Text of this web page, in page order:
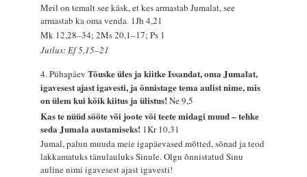
Meil on temalt see käsk, et kes armastab Jumalat, see
armastab ka oma venda. 1Jh 4,21
Mk 12,28–34; 2Ms 20,1–17; Ps 1
Jutlus: Ef 5,15–21
4. PühapäevTõuske üles ja kiitke Issandat, oma Jumalat,
igavesest ajast igavesti, ja õnnistage tema aulist nime, mis
on ülem kui kõik kiitus ja ülistus!Ne 9,5
Kas te nüüd sööte või joote või teete midagi muud – tehke
seda Jumala austamiseks! 1Kr 10,31
Jumal, palun muuda meie igapäevased mõtted, sõnad ja teod
lakkamatuks tänulauluks Sinule. Olgu õnnistatud Sinu
auline nimi igavesest ajast igavesti!